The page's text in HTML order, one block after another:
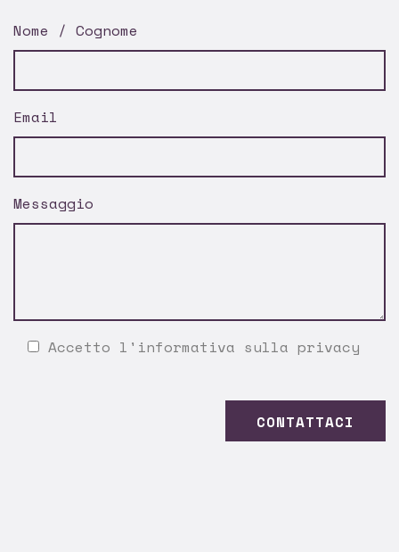
Nome / Cognome
Email
Messaggio
Accetto l' informativa sulla privacy